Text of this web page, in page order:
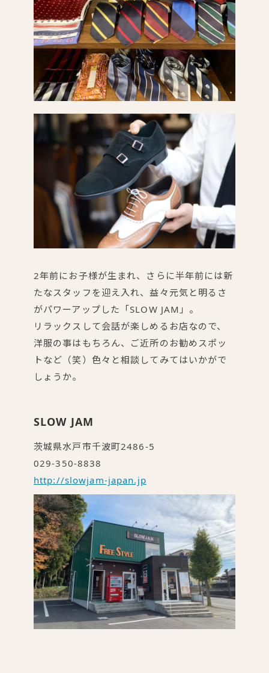
2年前にお子様が生まれ、さらに半年前には新
たなスタッフを迎え入れ、益々元気と明るさ
がパワーアップした「SLOW JAM」。
リラックスして会話が楽しめるお店なので、
洋服の事はもちろん、ご近所のお勧めスポッ
トなど（笑）色々と相談してみてはいかがで
しょうか。
SLOW JAM
茨城県水戸市千波町2486-5
029-350-8838
http://slowjam-japan.jp